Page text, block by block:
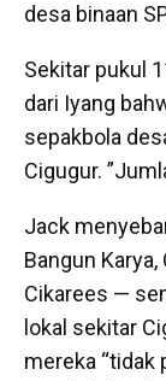
desa binaan
Sekitar pukul
dari Iyang
sepakbola
Cigugur.
Jack
Bangun
Cikarees —
lokal sekitar
mereka “tidak